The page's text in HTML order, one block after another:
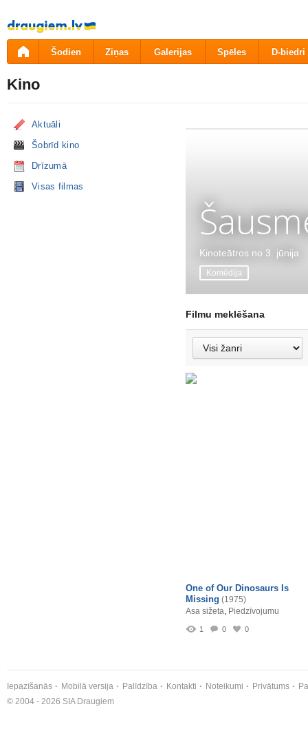
Pāriet
uz
saturu
Šodien Ziņas Galerijas Spēles D-biedri
Kino
Aktuāli
Šobrīd kino
Drīzumā
Visas filmas
Kinoteātros no 3. jūnija
Komēdija
Filmu meklēšana
One of Our Dinosaurs Is
Missing (1975)
Asa sižeta, Piedzīvojumu
1 0 0
Iepazīšanās Mobilā versija Palīdzība Kontakti Noteikumi Privātums
© 2004 - 2026 SIA Draugiem